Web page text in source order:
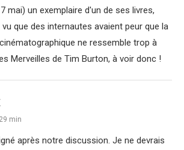
mai) un exemplaire d'un de ses livres,
que des internautes avaient peur que la
ne ressemble trop à
Merveilles de Tim Burton, à voir donc !
min
après notre discussion. Je ne devrais